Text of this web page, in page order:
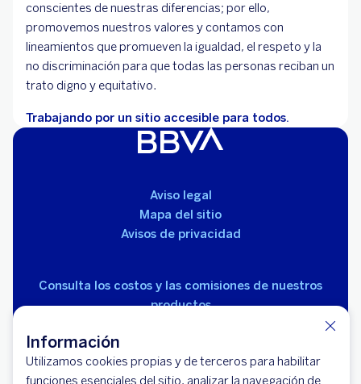
Información
Utilizamos cookies propias y de terceros para habilitar
funciones esenciales del sitio, analizar la navegación de
conscientes de nuestras diferencias; por ello,
promovemos nuestros valores y contamos con
lineamientos que promueven la igualdad, el respeto y la
no discriminación para que todas las personas reciban un
trato digno y equitativo.
Trabajando por un sitio accesible para todos.
Aviso legal
Mapa del sitio
Avisos de privacidad
Consulta los costos y las comisiones de nuestros
productos